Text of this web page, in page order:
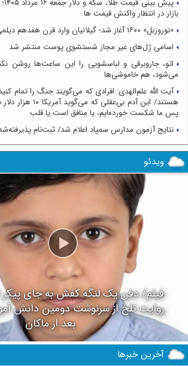
بازار در انتظار واکنش قیمت ها
«نوروزبل» ۱۶۰۰ آغاز شد؛ گیلانیان وارد قرن هفدهم دیلمی شدند
اسامی ژل‌های غیر مجاز شستشوی پوست منتشر شد
اتو، جاروبرقی و لباسشویی را این ساعت‌ها روشن
می‌شود، هم خاموشی‌ها
آیت الله علم‌الهدی: افرادی که می‌گویند جنگ را تمام
هستند/ این آدم بی‌عقلی
پس ما شکست خورده‌ایم، یا منافق است یا قلب
نتایج آزمون مدارس سمپاد اعلام شد/ ثبت‌نام پذیرفته‌شدگان از
ویدئو
روایت تلخ از سرنوشت دومین دانش
بعد از ماکان
آخرین خبرها